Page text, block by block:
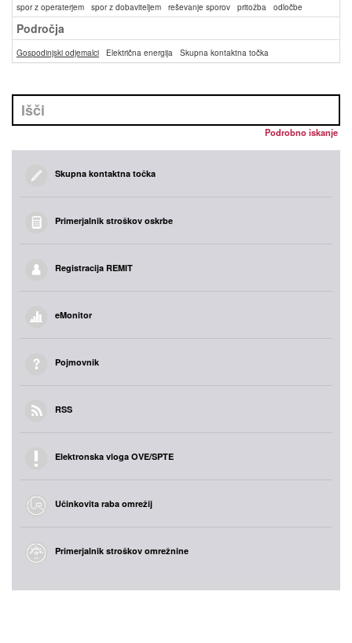
spor z operaterjem spor z dobaviteljem reševanje sporov pritožba odločbe
Področja
Gospodinjski odjemalci Električna energija Skupna kontaktna točka
Podrobno iskanje
Skupna kontaktna točka
Primerjalnik stroškov oskrbe
Registracija REMIT
eMonitor
Pojmovnik
RSS
Elektronska vloga OVE/SPTE
Učinkovita raba omrežij
Primerjalnik stroškov omrežnine